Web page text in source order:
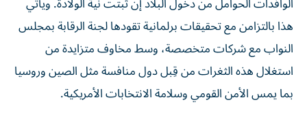
هذا بالتزامن مع تحقيقات برلمانية تقودها لجنة الرقابة بمجلس
النواب مع شركات متخصصة، وسط مخاوف متزايدة من
استغلال هذه الثغرات من قِبل دول منافسة مثل الصين وروسيا
بما يمس الأمن القومي وسلامة الانتخابات الأمريكية.